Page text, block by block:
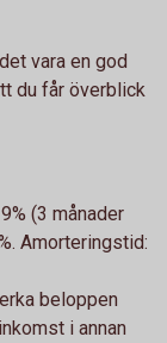
vara en god
du får överblick
(3 månader
Amorteringstid:
beloppen
i annan